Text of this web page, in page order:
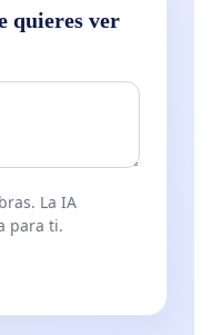
quieres ver
La IA
para ti.